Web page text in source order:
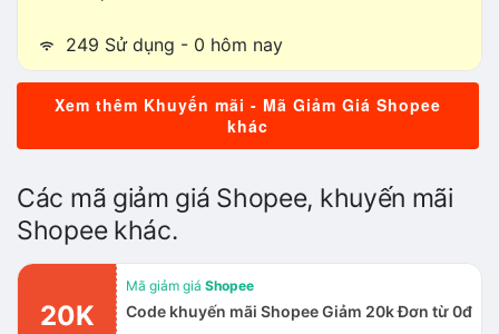
249 Sử dụng - 0 hôm nay
Xem thêm Khuyến mãi - Mã Giảm Giá Shopee
khác
Các mã giảm giá Shopee, khuyến mãi
Shopee khác.
20K
Mã giảm giá Shopee
Code khuyến mãi Shopee Giảm 20k Đơn từ 0đ